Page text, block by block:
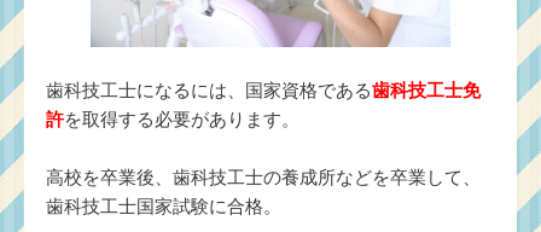
歯科技工士になるには、国家資格である歯科技工士免
許を取得する必要があります。
高校を卒業後、歯科技工士の養成所などを卒業して、
歯科技工士国家試験に合格。